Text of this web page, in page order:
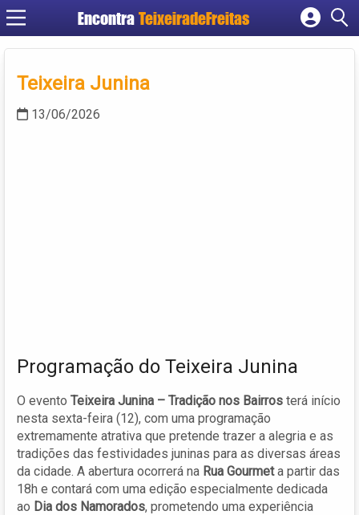
Encontra TeixeiradeFreitas
Cadastrar empresa
Teixeira Junina
13/06/2026
Programação do Teixeira Junina
O evento Teixeira Junina – Tradição nos Bairros terá início
nesta sexta-feira (12), com uma programação
extremamente atrativa que pretende trazer a alegria e as
tradições das festividades juninas para as diversas áreas
da cidade. A abertura ocorrerá na Rua Gourmeta partir das
18h e contará com uma edição especialmente dedicada
ao Dia dos Namorados, prometendo uma experiência